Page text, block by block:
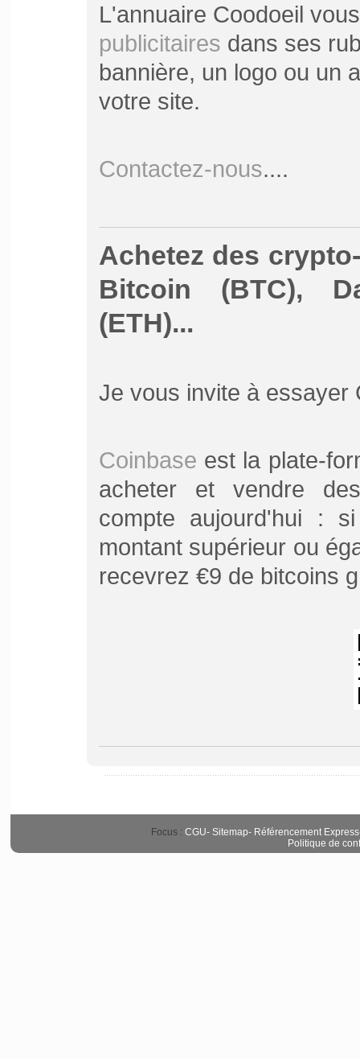
L'annuaire Coodoeil
publicitaires dans ses
bannière, un logo ou un
votre site.
Contactez-nous....
Achetez des
Bitcoin (BTC),
(ETH)...
Je vous invite à essayer
Coinbase est la plate-
acheter et vendre
compte aujourd'hui :
montant supérieur ou
recevrez €9 de bitcoins
Focus : CGU- Sitemap- Référencement Express
Politique de